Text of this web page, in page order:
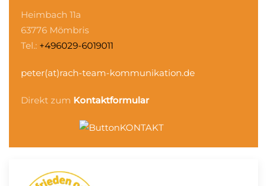
Heimbach 11a
63776 Mömbris
Tel.: +496029-6019011
peter(at)rach-team-kommunikation.de
Direkt zum Kontaktformular